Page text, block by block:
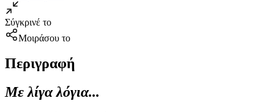
Σύγκρινέ το
Μοιράσου το
Περιγραφή
Με λίγα λόγια...